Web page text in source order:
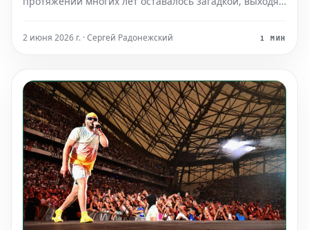
категорий. Его уникальный стиль и неординарный
2 июня 2026 г. · Сергей Радонежский 1 МИН